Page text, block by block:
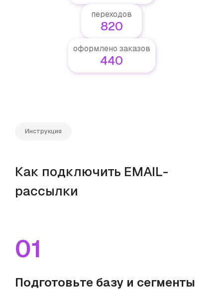
переходов
820
оформлено заказов
440
Инструкция
Как подключить EMAIL-
рассылки
01
Подготовьте базу и сегменты